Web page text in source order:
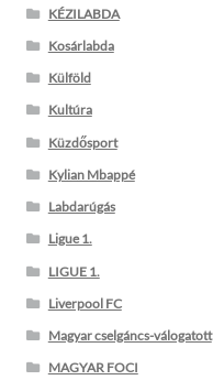
KÉZILABDA
Kosárlabda
Külföld
Kultúra
Küzdősport
Kylian Mbappé
Labdarúgás
Ligue 1.
LIGUE 1.
Liverpool FC
Magyar cselgáncs-válogatott
MAGYAR FOCI